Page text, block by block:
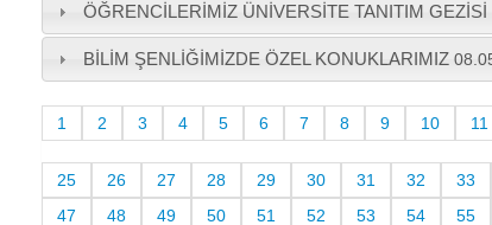
ÖĞRENCİLERİMİZ ÜNİVERSİTE TANITIM GEZİSİ
BİLİM ŞENLİĞİMİZDE ÖZEL KONUKLARIMIZ
1 2 3 4 5 6 7 8 9 10 11
25
26 27 28 29 30 31 32 33
47
48 49 50 51 52 53 54 55